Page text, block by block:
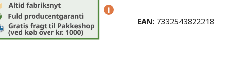
i
EAN: 7332543822218